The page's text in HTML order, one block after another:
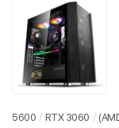
5600 / RTX 3060 /